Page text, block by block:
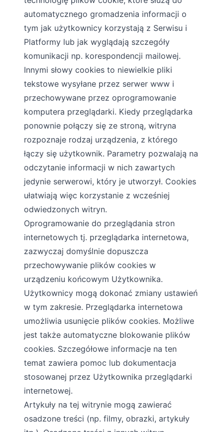
automatycznego gromadzenia informacji o
tym jak użytkownicy korzystają z Serwisu i
Platformy lub jak wyglądają szczegóły
komunikacji np. korespondencji mailowej.
Innymi słowy cookies to niewielkie pliki
tekstowe wysyłane przez serwer www i
przechowywane przez oprogramowanie
komputera przeglądarki. Kiedy przeglądarka
ponownie połączy się ze stroną, witryna
rozpoznaje rodzaj urządzenia, z którego
łączy się użytkownik. Parametry pozwalają na
odczytanie informacji w nich zawartych
jedynie serwerowi, który je utworzył. Cookies
ułatwiają więc korzystanie z wcześniej
odwiedzonych witryn.
Oprogramowanie do przeglądania stron
internetowych tj. przeglądarka internetowa,
zazwyczaj domyślnie dopuszcza
przechowywanie plików cookies w
urządzeniu końcowym Użytkownika.
Użytkownicy mogą dokonać zmiany ustawień
w tym zakresie. Przeglądarka internetowa
umożliwia usunięcie plików cookies. Możliwe
jest także automatyczne blokowanie plików
cookies. Szczegółowe informacje na ten
temat zawiera pomoc lub dokumentacja
stosowanej przez Użytkownika przeglądarki
internetowej.
Artykuły na tej witrynie mogą zawierać
osadzone treści (np. filmy, obrazki, artykuły